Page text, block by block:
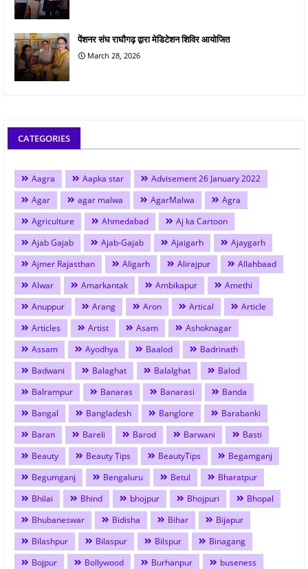
पेंशनर संघ राघौगढ़ द्वारा मेडिटेशन शिविर आयोजित
March 28, 2026
CATEGORIES
Aagra Aapka star
Advisement 26 January 2022
Agar
agar malwa AgarMalwa
Agra
Agriculture
Ahmedabad
Aj ka Cartoon
Ajab Gajab
Ajab-Gajab Ajaigarh
Ajaygarh
Ajmer Rajasthan
Aligarh Alirajpur
Allahbaad
Alwar
Amarkantak Ambikapur
Amethi
Anuppur
Arang Aron Artical
Article
Articles
Artist Asam
Ashoknagar
Assam
Ayodhya Baalod
Badrinath
Badwani
Balaghat Balalghat
Balod
Balrampur
Banaras Banarasi
Banda
Bangal
Bangladesh Banglore
Barabanki
Baran
Bareli Barod Barwani
Basti
Beauty
Beauty Tips BeautyTips
Begamganj
Begumganj
Bengaluru Betul
Bharatpur
Bhilai
Bhind bhojpur Bhojpuri
Bhopal
Bhubaneswar
Bidisha Bihar
Bijapur
Bilashpur
Bilaspur Bilspur
Binagang
Bojpur
Bollywood Burhanpur
buseness